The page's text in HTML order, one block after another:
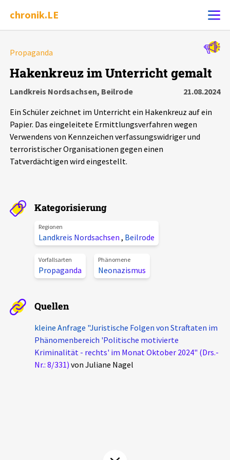
chronik.LE
Chronik
Dossiers
Leipziger Zustände
Phänomene
Aktuelles
Alle Beiträge
Pressemitteilungen
Podcasts
Über uns
Projektbeschreibung
Unterstützer_innen
Spenden
Propaganda
Hakenkreuz im Unterricht gemalt
Landkreis Nordsachsen, Beilrode
21.08.2024
Ein Schüler zeichnet im Unterricht ein Hakenkreuz auf ein
Papier. Das eingeleitete Ermittlungsverfahren wegen
Verwendens von Kennzeichen verfassungswidriger und
terroristischer Organisationen gegen einen
Tatverdächtigen wird eingestellt.
Kategorisierung
Regionen
Landkreis Nordsachsen , Beilrode
Vorfallsarten
Propaganda
Phänomene
Neonazismus
Quellen
kleine Anfrage "Juristische Folgen von Straftaten im
Phänomenbereich 'Politische motivierte
Kriminalität - rechts' im Monat Oktober 2024" (Drs.-
Nr.: 8/331) von Juliane Nagel
Alle Ereignisse
Ereignisse
Ereignisse Statistik
Exportieren ?